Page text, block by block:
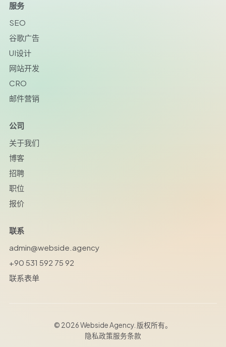
服务
SEO
谷歌广告
UI设计
网站开发
CRO
邮件营销
公司
关于我们
博客
招聘
职位
报价
联系
admin@webside.agency
+90 531 592 75 92
联系表单
© 2026 Webside Agency. 版权所有。
隐私政策服务条款